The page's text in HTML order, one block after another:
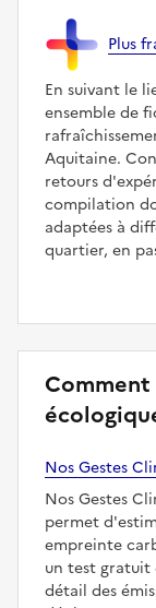
Plus
En suivant le
ensemble de
Aquitaine.
retours
compilation
adaptées à
quartier, en
Nos Gestes
Nos Gestes
permet
empreinte
un test gratuit
détail des